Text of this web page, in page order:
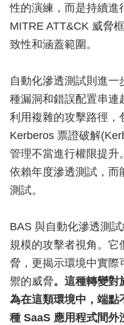
性的演練，而是持續進
MITRE ATT&CK 威脅
致性和涵蓋範圍。
自動化滲透測試則進
種漏洞和錯誤配置串連
利用複雜的攻擊路徑，
Kerberos 票證破解
管理不當進行權限提升
依賴年度滲透測試，而
測試。
BAS 與自動化滲透測
規模的攻擊者視角。它
脅，更揭示環境中實際
禦的威脅。這種轉變對
為在這類環境中，端點
種 SaaS 應用程式間外